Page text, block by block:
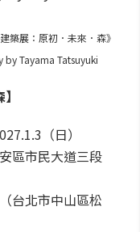
築展：原初．未來．森》
Tayama Tatsuyuki
（日）
區市民大道三段
台北市中山區松